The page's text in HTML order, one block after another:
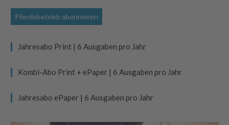
Pferdebetrieb abonnieren
Jahresabo Print | 6 Ausgaben pro Jahr
Kombi-Abo Print + ePaper | 6 Ausgaben pro Jahr
Jahresabo ePaper | 6 Ausgaben pro Jahr